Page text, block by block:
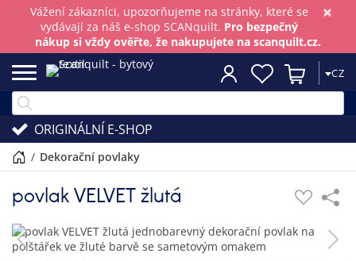
×
Vážení zákazníci, upozorňujeme na stránky, které se
vydávají za náš e-shop SCANquilt. Pro bezpečný
nákup si vždy ověřte, že nakupujete na scanquilt.cz.
CZ
ORIGINÁLNÍ E-SHOP
/ dekorační povlaky
povlak VELVET žlutá